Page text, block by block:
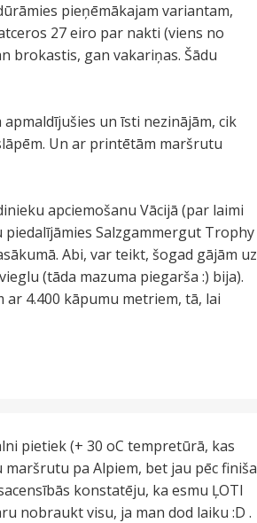
pieņēmākajam variantam,
27 eiro par nakti (viens no
brokastis, gan vakariņas. Šādu
un īsti nezinājām, cik
Un ar printētām maršrutu
apciemošanu Vācijā (par laimi
Salzgammergut Trophy
Abi, var teikt, šogad gājām uz
(tāda mazuma piegarša :) bija).
4.400 kāpumu metriem, tā, lai
pietiek (+ 30 oC tempretūrā, kas
pa Alpiem, bet jau pēc finiša
konstatēju, ka esmu ĻOTI
nobraukt visu, ja man dod laiku :D .